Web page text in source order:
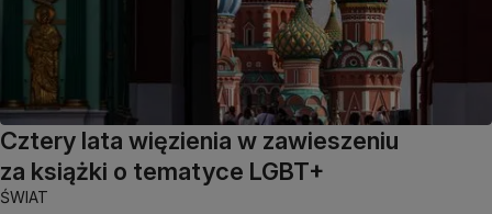
Cztery lata więzienia w zawieszeniu
za książki o tematyce LGBT+
ŚWIAT